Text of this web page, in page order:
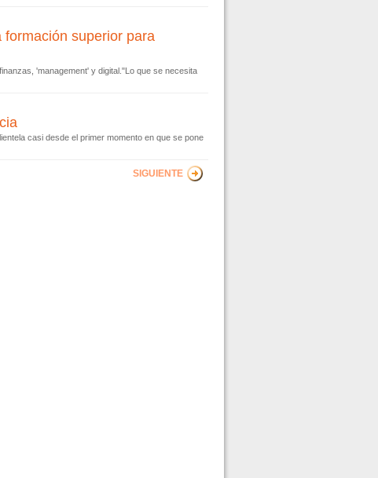
superior para
'management' y digital."Lo que se necesita
casi desde el primer momento en que se pone
SIGUIENTE